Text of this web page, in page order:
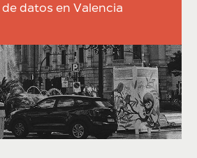
datos en Valencia